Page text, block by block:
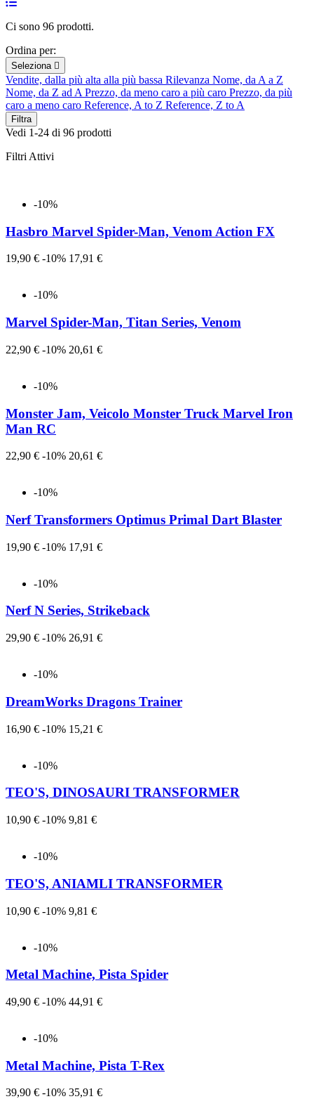
Ci sono 96 prodotti.
Ordina per:
Seleziona 
Vendite, dalla più alta alla più bassa Rilevanza Nome, da A a Z
Nome, da Z ad A Prezzo, da meno caro a più caro Prezzo, da più
caro a meno caro Reference, A to Z Reference, Z to A
Filtra
Vedi 1-24 di 96 prodotti
Filtri Attivi
-10%
Hasbro Marvel Spider-Man, Venom Action FX
Prezzo
19,90 € -10% Prezzo
17,91 €
-10%
Marvel Spider-Man, Titan Series, Venom
Prezzo
22,90 € -10% Prezzo
20,61 €
-10%
Monster Jam, Veicolo Monster Truck Marvel Iron
Man RC
Prezzo
22,90 € -10% Prezzo
20,61 €
-10%
Nerf Transformers Optimus Primal Dart Blaster
Prezzo
19,90 € -10% Prezzo
17,91 €
-10%
Nerf N Series, Strikeback
Prezzo
29,90 € -10% Prezzo
26,91 €
-10%
DreamWorks Dragons Trainer
Prezzo
16,90 € -10% Prezzo
15,21 €
-10%
TEO'S, DINOSAURI TRANSFORMER
Prezzo
10,90 € -10% Prezzo
9,81 €
-10%
TEO'S, ANIAMLI TRANSFORMER
Prezzo
10,90 € -10% Prezzo
9,81 €
-10%
Metal Machine, Pista Spider
Prezzo
49,90 € -10% Prezzo
44,91 €
-10%
Metal Machine, Pista T-Rex
Prezzo
39,90 € -10% Prezzo
35,91 €